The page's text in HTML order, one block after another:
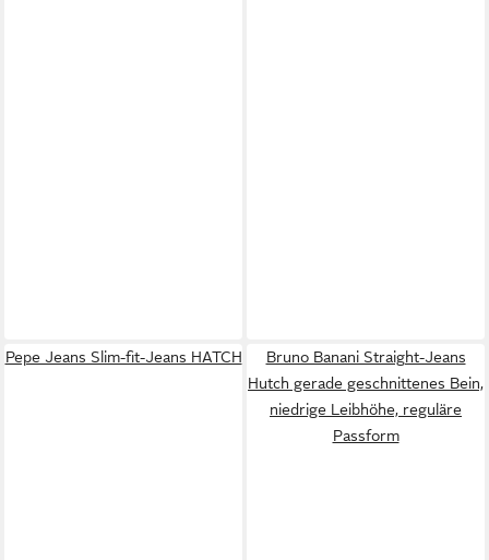
Pepe Jeans Slim-fit-Jeans HATCH
Bruno Banani Straight-Jeans
Hutch gerade geschnittenes Bein,
niedrige Leibhöhe, reguläre
Passform